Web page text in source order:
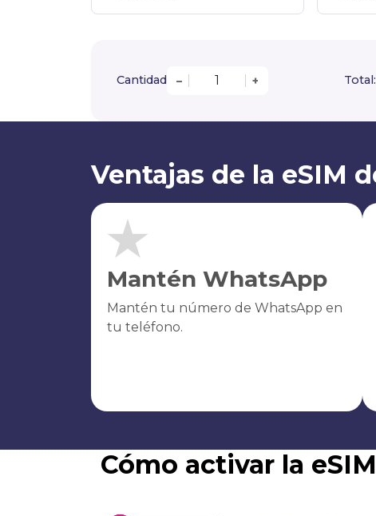
Cantidad – + Total:
Ventajas de la eSIM
Mantén WhatsApp
Mantén tu número de WhatsApp en
tu teléfono.
Cómo activar la